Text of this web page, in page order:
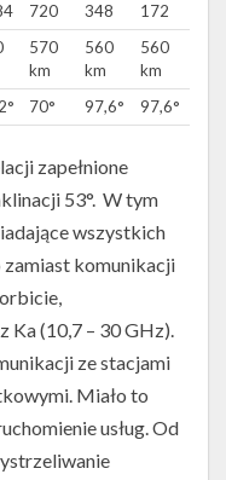
720 348
172
570
km
560
km
560
km
70° 97,6° 97,6°
zapełnione
53°. W tym
wszystkich
komunikacji
Ka (10,7 – 30 GHz).
ze stacjami
Miało to
usług. Od